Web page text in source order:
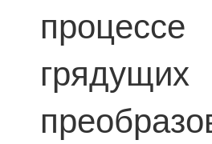
процессе
грядущих